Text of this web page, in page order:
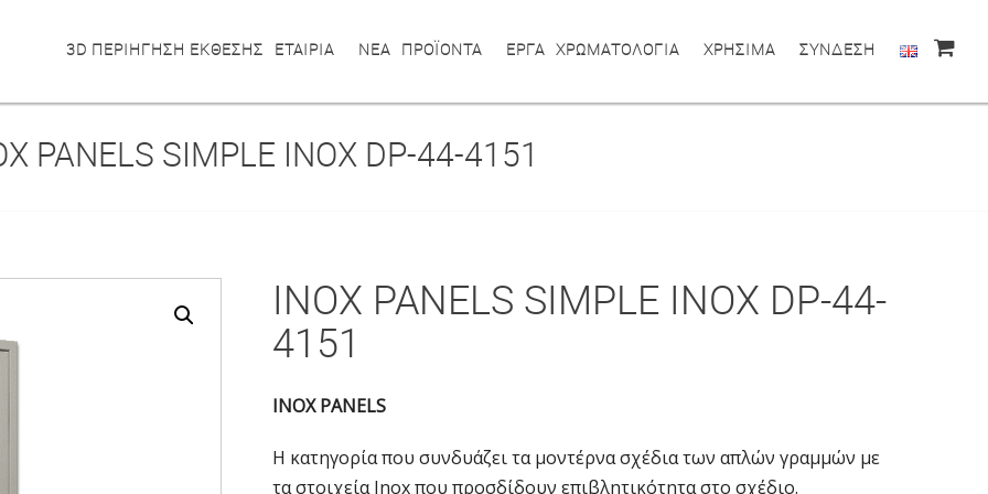
3D ΠΕΡΙΗΓΗΣΗ ΕΚΘΕΣΗΣ ΕΤΑΙΡΙΑ ΝΕΑ ΠΡΟΪΟΝΤΑ ΕΡΓΑ ΧΡΩΜΑΤΟΛΟΓΙΑ ΧΡΗΣΙΜΑ ΣΥΝΔΕΣΗ
PANELS SIMPLE INOX DP-44-4151
INOX PANELS SIMPLE INOX DP-44-
4151
INOX PANELS
Η κατηγορία που συνδυάζει τα μοντέρνα σχέδια των απλών γραμμών με
τα στοιχεία Inox που προσδίδουν επιβλητικότητα στο σχέδιο.